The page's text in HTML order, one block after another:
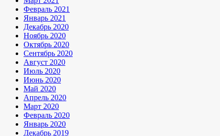
Февраль 2021
Январь 2021
Декабрь 2020
Ноябрь 2020
Октябрь 2020
Сентябрь 2020
Август 2020
Июль 2020
Июнь 2020
Май 2020
Апрель 2020
Март 2020
Февраль 2020
Январь 2020
Декабрь 2019